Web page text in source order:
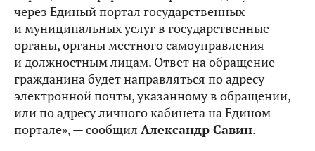
через Единый портал государственных
и муниципальных услуг в государственные
органы, органы местного самоуправления
и должностным лицам. Ответ на обращение
гражданина будет направляться по адресу
электронной почты, указанному в обращении,
или по адресу личного кабинета на Едином
портале», — сообщил Александр Савин.